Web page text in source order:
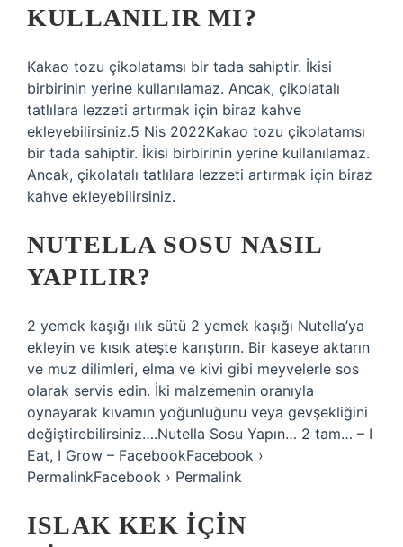
KULLANILIR MI?
Kakao tozu çikolatamsı bir tada sahiptir. İkisi
birbirinin yerine kullanılamaz. Ancak, çikolatalı
tatlılara lezzeti artırmak için biraz kahve
ekleyebilirsiniz.5 Nis 2022Kakao tozu çikolatamsı
bir tada sahiptir. İkisi birbirinin yerine kullanılamaz.
Ancak, çikolatalı tatlılara lezzeti artırmak için biraz
kahve ekleyebilirsiniz.
NUTELLA SOSU NASIL
YAPILIR?
2 yemek kaşığı ılık sütü 2 yemek kaşığı Nutella’ya
ekleyin ve kısık ateşte karıştırın. Bir kaseye aktarın
ve muz dilimleri, elma ve kivi gibi meyvelerle sos
olarak servis edin. İki malzemenin oranıyla
oynayarak kıvamın yoğunluğunu veya gevşekliğini
değiştirebilirsiniz….Nutella Sosu Yapın… 2 tam… – I
Eat, I Grow – FacebookFacebook ›
PermalinkFacebook › Permalink
ISLAK KEK IÇIN